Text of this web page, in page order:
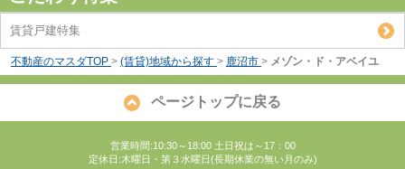
賃貸戸建特集
不動産のマスダTOP > (賃貸)地域から探す > 鹿沼市 > メゾン・ド・アベイユ
ページトップに戻る
営業時間:10:30～18:00 土日祝は～17：00
定休日:木曜日・第３水曜日(長期休業の無い月のみ)